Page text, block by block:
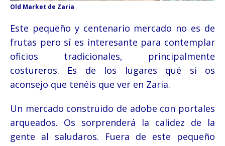
Old Market de Zaria
Este pequeño y centenario mercado no es de
frutas pero sí es interesante para contemplar
oficios tradicionales, principalmente
costureros. Es de los lugares qué si os
aconsejo que tenéis que ver en Zaria.
Un mercado construido de adobe con portales
arqueados. Os sorprenderá la calidez de la
gente al saludaros. Fuera de este pequeño